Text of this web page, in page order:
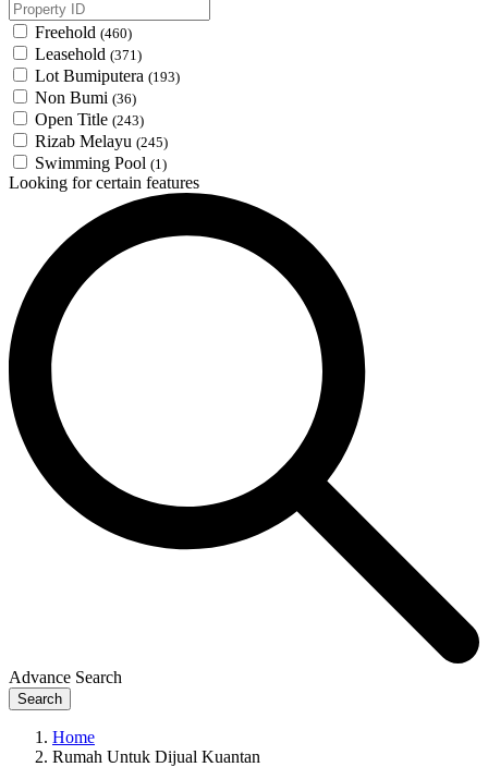
Freehold (460)
Leasehold (371)
Lot Bumiputera (193)
Non Bumi (36)
Open Title (243)
Rizab Melayu (245)
Swimming Pool (1)
Looking for certain features
Advance Search
Search
Home
Rumah Untuk Dijual Kuantan